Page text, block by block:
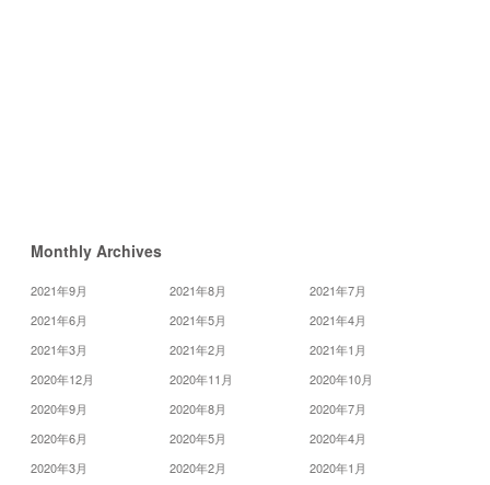
Monthly Archives
2021年9月 2021年8月
2021年7月
2021年6月
2021年5月
2021年4月
2021年3月
2021年2月
2021年1月
2020年12月
2020年11月
2020年10月
2020年9月
2020年8月
2020年7月
2020年6月
2020年5月
2020年4月
2020年3月
2020年2月
2020年1月